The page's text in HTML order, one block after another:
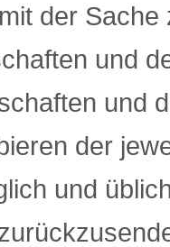
der
und
und
der
und